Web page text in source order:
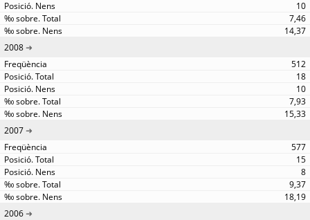
10
7,46
14,37
2008
512
18
10
7,93
15,33
2007
577
15
8
9,37
18,19
2006